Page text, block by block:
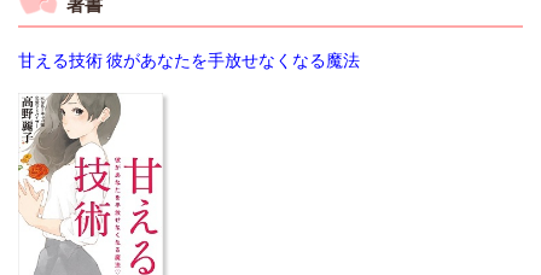
甘える技術 彼があなたを手放せなくなる魔法